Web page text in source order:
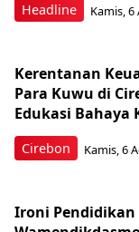
Headline Kamis, 6
Cirebon
Kerentanan
Para Kuwu di
Edukasi Bahaya
Kamis, 6
Ironi Pendidikan